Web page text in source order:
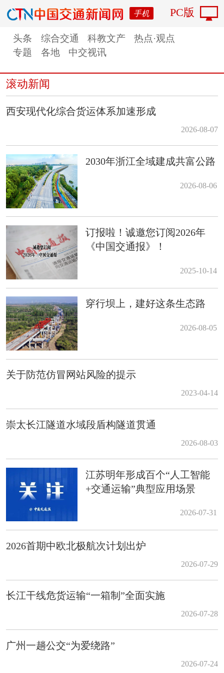
手机 PC版
头条 综合交通 科教文产
热点·观点
专题
各地 中交视讯
滚动新闻
西安现代化综合货运体系加速形成
2026-08-07
2030年浙江全域建成共富公路
2026-08-06
​订报啦！诚邀您订阅2026年
《中国交通报》！
2025-10-14
穿行坝上，建好这条生态路
2026-08-05
关于防范仿冒网站风险的提示
2023-04-14
崇太长江隧道水域段盾构隧道贯通
2026-08-03
江苏明年形成百个“人工智能
+交通运输”典型应用场景
2026-07-31
2026首期中欧北极航次计划出炉
2026-07-29
长江干线危货运输“一箱制”全面实施
2026-07-28
广州一趟公交“为爱绕路”
2026-07-24